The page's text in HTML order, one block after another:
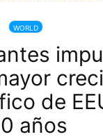
WORLD
de
años